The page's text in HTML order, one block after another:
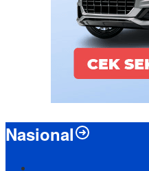
Nasional